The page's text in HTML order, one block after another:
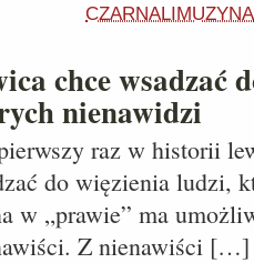
CZARNALIMUZYNA
chce wsadzać
nienawidzi
raz w historii
do więzienia ludzi,
w „prawie” ma
Z nienawiści […]